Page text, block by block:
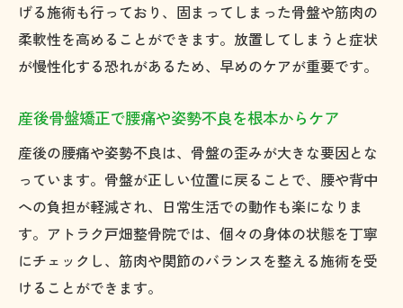
肩こり対策もできる産後骨盤矯正の実践法
産後骨盤矯正で根本原因から不調を解消す
る
介
子育て中でも無理なく通える骨盤矯正の工
夫
歪み改善なら産後骨盤矯正の実践が鍵
骨盤の歪みを整える産後骨盤矯正の重要性
産後骨盤矯正で美しい姿勢を取り戻すコツ
げる施術も行っており、固まってしまった骨盤や筋肉の
柔軟性を高めることができます。放置してしまうと症状
が慢性化する恐れがあるため、早めのケアが重要です。
産後骨盤矯正で腰痛や姿勢不良を根本からケア
産後の腰痛や姿勢不良は、骨盤の歪みが大きな要因とな
っています。骨盤が正しい位置に戻ることで、腰や背中
への負担が軽減され、日常生活での動作も楽になりま
す。アトラク戸畑整骨院では、個々の身体の状態を丁寧
にチェックし、筋肉や関節のバランスを整える施術を受
けることができます。